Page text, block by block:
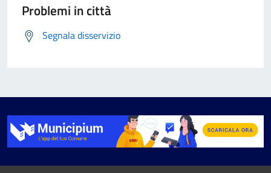
Problemi in città
Segnala disservizio